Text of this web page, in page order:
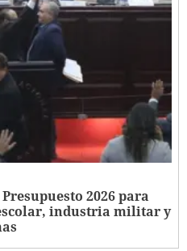
2026 para
industria militar y